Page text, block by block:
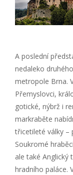
A poslední
nedaleko
metropole Brna.
Přemyslovci,
gotické, nýbrž i
markraběte
třicetileté války –
Soukromé
ale také Anglický
hradního paláce.